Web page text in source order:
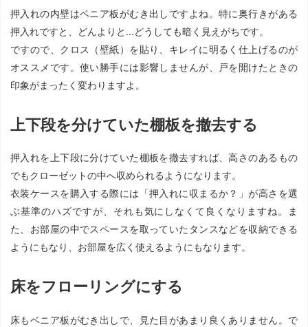
押入れの内壁はベニア板がむき出しですよね。特に奥行きがある
押入れですと、どんよりと...どうしても暗く見えがちです。
ですので、クロス（壁紙）を貼り、キレイに明るく仕上げるのが
オススメです。使い勝手には影響しませんが、戸を開けたときの
印象がまったく変わりますよ。
上下段を分けていた棚板を撤去する
押入れを上下段に分けていた棚板を撤去すれば、高さのあるもの
でもクローゼットの中へ収められるようになります。
衣装ケースを購入する際には「押入れに収まるか？」が高さを選
ぶ基準のハズですが、それも気にしなくて良くなりますね。ま
た、お部屋の中でスペースを取っていたタンスなどを収納できる
ようにもなり、お部屋を広く使えるようにもなります。
床をフローリングにする
床もベニア板がむき出しで、見た目があまり良くありません。で